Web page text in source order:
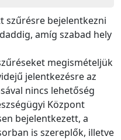
szűrésre bejelentkezni
amíg szabad hely
megismételjük
jelentkezésre az
nincs lehetőség
Központ
bejelentkezett, a
is szereplők, illetve